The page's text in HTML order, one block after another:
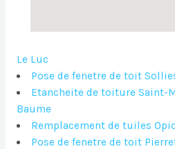
Le Luc
Pose de fenetre de toit
Etancheite de toiture Saint-
Baume
Remplacement de tuiles
Pose de fenetre de toit